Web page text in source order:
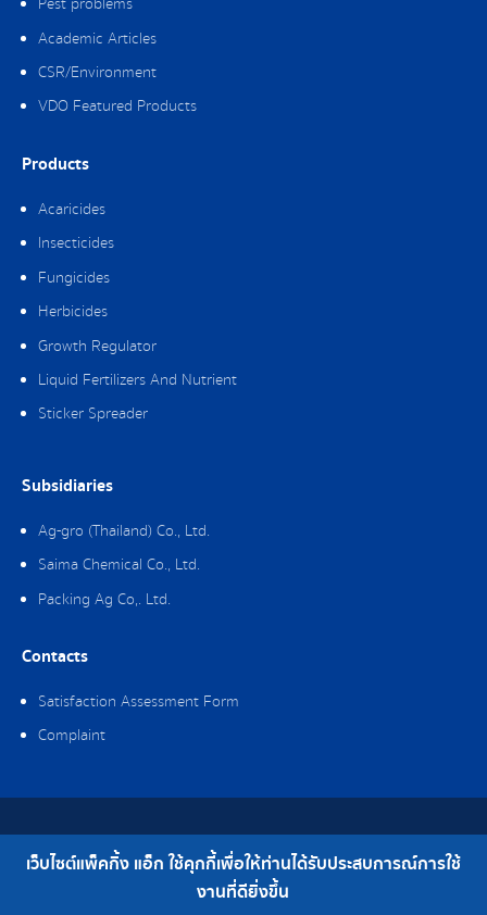
Pest problems
Academic Articles
CSR/Environment
VDO Featured Products
Products
Acaricides
Insecticides
Fungicides
Herbicides
Growth Regulator
Liquid Fertilizers And Nutrient
Sticker Spreader
Subsidiaries
Ag-gro (Thailand) Co., Ltd.
Saima Chemical Co., Ltd.
Packing Ag Co,. Ltd.
Contacts
Satisfaction Assessment Form
Complaint
Copyright © 2019 Packing Ag Co,. Ltd. All Rights Reserved.
Telephone : 0-2308-2102 | Fax : 0-2308-2487
เว็บไซต์แพ็คกิ้ง แอ็ก ใช้คุกกี้เพื่อให้ท่านได้รับประสบการณ์การใช้
งานที่ดียิ่งขึ้น